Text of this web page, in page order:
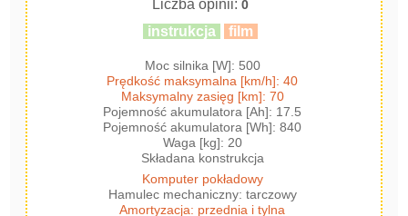
Liczba opinii:0
instrukcja film
Moc silnika [W]: 500
Prędkość maksymalna [km/h]: 40
Maksymalny zasięg [km]: 70
Pojemność akumulatora [Ah]: 17.5
Pojemność akumulatora [Wh]: 840
Waga [kg]: 20
Składana konstrukcja
Komputer pokładowy
Hamulec mechaniczny: tarczowy
Amortyzacja: przednia i tylna